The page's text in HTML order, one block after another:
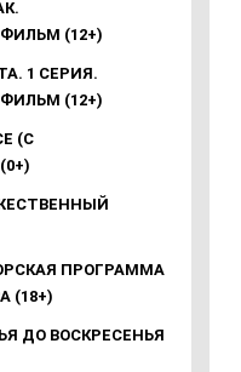
(12+)
1 СЕРИЯ.
(12+)
(С
ПРОГРАММА
(18+)
ДО ВОСКРЕСЕНЬЯ